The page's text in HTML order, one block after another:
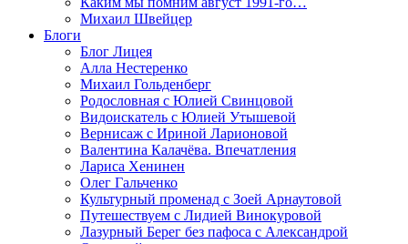
Михаил Швейцер
Блоги
Блог Лицея
Алла Нестеренко
Михаил Гольденберг
Родословная с Юлией Свинцовой
Видоискатель с Юлией Утышевой
Вернисаж с Ириной Ларионовой
Валентина Калачёва. Впечатления
Лариса Хенинен
Олег Гальченко
Культурный променад с Зоей Арнаутовой
Путешествуем с Лидией Винокуровой
Лазурный Берег без пафоса с Александрой